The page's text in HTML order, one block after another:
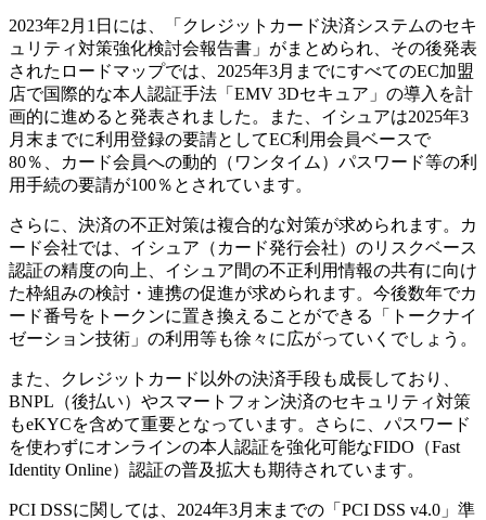
2023年2月1日には、「クレジットカード決済システムのセキ
ュリティ対策強化検討会報告書」がまとめられ、その後発表
されたロードマップでは、2025年3月までにすべてのEC加盟
店で国際的な本人認証手法「EMV 3Dセキュア」の導入を計
画的に進めると発表されました。また、イシュアは2025年3
月末までに利用登録の要請としてEC利用会員ベースで
80％、カード会員への動的（ワンタイム）パスワード等の利
用手続の要請が100％とされています。
さらに、決済の不正対策は複合的な対策が求められます。カ
ード会社では、イシュア（カード発行会社）のリスクベース
認証の精度の向上、イシュア間の不正利用情報の共有に向け
た枠組みの検討・連携の促進が求められます。今後数年でカ
ード番号をトークンに置き換えることができる「トークナイ
ゼーション技術」の利用等も徐々に広がっていくでしょう。
また、クレジットカード以外の決済手段も成長しており、
BNPL（後払い）やスマートフォン決済のセキュリティ対策
もeKYCを含めて重要となっています。さらに、パスワード
を使わずにオンラインの本人認証を強化可能なFIDO（Fast
Identity Online）認証の普及拡大も期待されています。
PCI DSSに関しては、2024年3月末までの「PCI DSS v4.0」準